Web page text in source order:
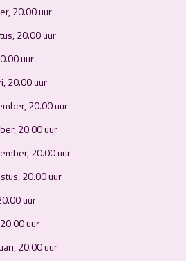
20.00 uur
20.00 uur
uur
20.00 uur
20.00 uur
20.00 uur
20.00 uur
20.00 uur
uur
uur
20.00 uur